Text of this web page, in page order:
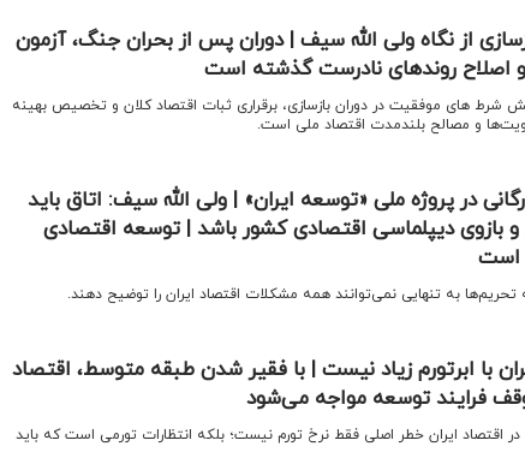
از نگاه ولی الله سیف | دوران پس از بحران جنگ، آزمون
و اصلاح روندهای نادرست گذشته است
‌شرط ‌های موفقیت در دوران بازسازی، برقراری ثبات اقتصاد کلان و تخصیص بهینه
و مصالح بلندمدت اقتصاد ملی است.
در پروژه ملی «توسعه ایران» | ولی الله سیف: اتاق باید
بازوی دیپلماسی اقتصادی کشور باشد | توسعه اقتصادی
است
به تنهایی نمی‌توانند همه مشکلات اقتصاد ایران را توضیح دهند.
با ابرتورم زیاد نیست | با فقیر شدن طبقه‌ متوسط، اقتصاد
فرایند توسعه مواجه می‌شود
اقتصاد ایران خطر اصلی فقط نرخ تورم نیست؛ بلکه انتظارات تورمی است که باید